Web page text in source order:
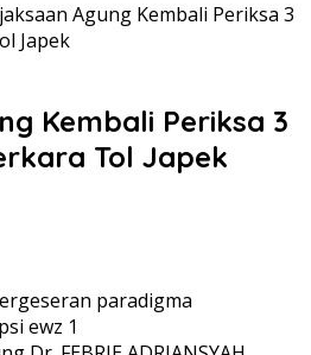
Agung Kembali Periksa 3
Japek
Kembali Periksa 3
Tol Japek